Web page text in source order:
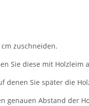
zuschneiden.
Sie diese mit
denen Sie später die
genauen Abstand der